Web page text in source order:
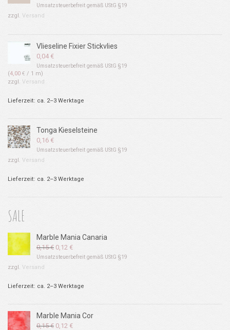
Umsatzsteuerbefreit gemäß UStG §19
zzgl. Versand
Vlieseline Fixier Stickvlies
0,04€
Umsatzsteuerbefreit gemäß UStG §19
(4,00 € / 1 m)
zzgl. Versand
Lieferzeit: ca. 2–3 Werktage
Tonga Kieselsteine
0,16 €
Umsatzsteuerbefreit gemäß UStG §19
zzgl. Versand
Lieferzeit: ca. 2–3 Werktage
SALE
Marble Mania Canaria
0,15€ Ursprünglicher
Preis
0,12 €Aktueller
Preis
Umsatzsteuerbefreit gemäß UStG §19
zzgl. Versand
Lieferzeit: ca. 2–3 Werktage
Marble Mania Cor
0,15€ Ursprünglicher
0,12 €Aktueller